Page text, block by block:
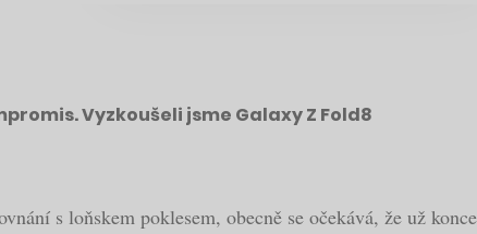
Vyzkoušeli jsme Galaxy Z Fold8
s loňskem poklesem, obecně se očekává, že už